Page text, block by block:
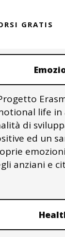
GRATIS
life in
di
ed un
anziani e